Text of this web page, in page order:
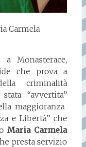
Carmela
Monasterace,
che prova a
criminalità
“avvertita”
maggioranza
e Libertà” che
Maria Carmela
presta servizio